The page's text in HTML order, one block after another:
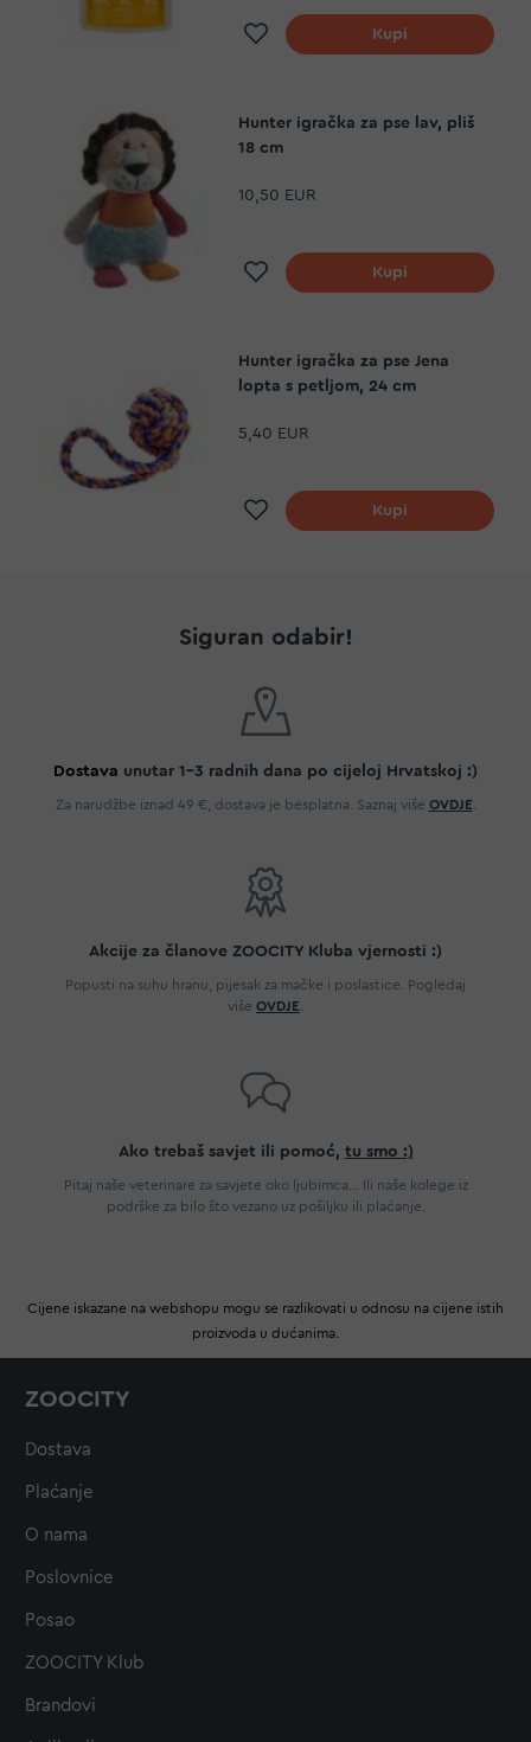
Dodaj na listu želja
Kupi
Hunter igračka za pse lav, pliš
18 cm
10,50 EUR
Dodaj na listu želja
Kupi
Hunter igračka za pse Jena
lopta s petljom, 24 cm
5,40 EUR
Dodaj na listu želja
Kupi
Siguran odabir!
Dostava unutar 1-3 radnih dana po cijeloj Hrvatskoj :)
Za narudžbe iznad 49 €, dostava je besplatna. Saznaj više OVDJE
Akcije za članove ZOOCITY Kluba vjernosti :)
Popusti na suhu hranu, pijesak za mačke i poslastice. Pogledaj
više OVDJE
Ako trebaš savjet ili pomoć, tu smo :)
Pitaj naše veterinare za savjete oko ljubimca... Ili naše kolege iz
podrške za bilo što vezano uz pošiljku ili plaćanje.
Cijene iskazane na webshopu mogu se razlikovati u odnosu na cijene istih
proizvoda u dućanima.
ZOOCITY
Dostava
Plaćanje
O nama
Poslovnice
Posao
ZOOCITY Klub
Brandovi